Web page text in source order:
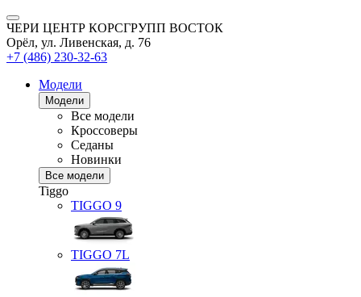
ЧЕРИ ЦЕНТР КОРСГРУПП ВОСТОК
Орёл, ул. Ливенская, д. 76
+7 (486) 230-32-63
Модели
Модели
Все модели
Кроссоверы
Седаны
Новинки
Все модели
Tiggo
TIGGO 9
TIGGO 7L